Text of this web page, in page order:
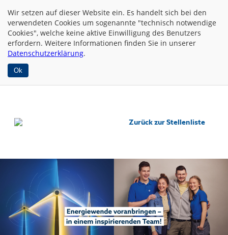
Wir setzen auf dieser Website ein. Es handelt sich bei den
verwendeten Cookies um sogenannte "technisch notwendige
Cookies", welche keine aktive Einwilligung des Benutzers
erfordern. Weitere Informationen finden Sie in unserer
Datenschutzerklärung.
Ok
Zurück zur Stellenliste